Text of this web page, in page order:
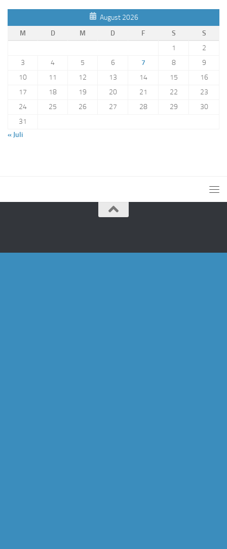
August 2026
M
D M D F S
S
1
2
3
4 5 6 7 8
9
10
11 12 13 14 15
16
17
18 19 20 21 22
23
24
25 26 27 28 29
30
31
« Juli